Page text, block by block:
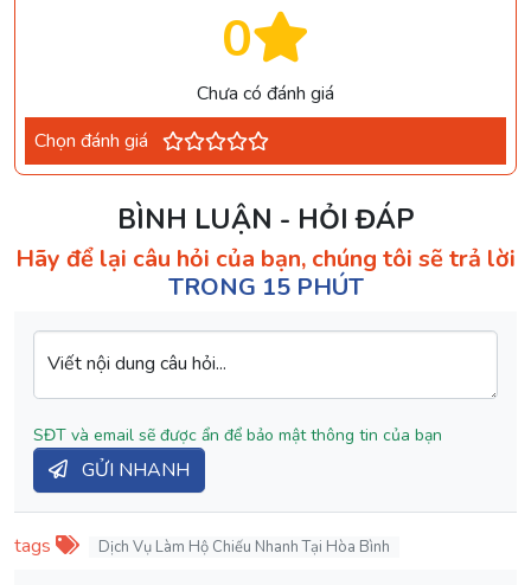
0
Chưa có đánh giá
Chọn đánh giá
BÌNH LUẬN - HỎI ĐÁP
Hãy để lại câu hỏi của bạn, chúng tôi sẽ trả lời
TRONG 15 PHÚT
Viết nội dung câu hỏi...
SĐT và email sẽ được ẩn để bảo mật thông tin của bạn
GỬI NHANH
tags Dịch Vụ Làm Hộ Chiếu Nhanh Tại Hòa Bình